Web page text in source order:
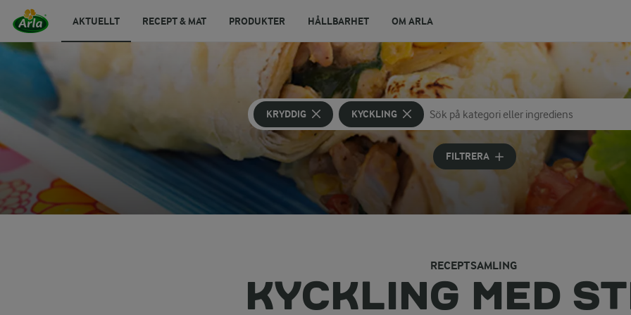
AKTUELLT RECEPT & MAT PRODUKTER HÅLLBARHET OM ARLA
KRYDDIG KYCKLING
Sök på kategori eller ingrediens
Skriv in sökord för att få förslag
FILTRERA
RECEPTSAMLING
KYCKLING MED